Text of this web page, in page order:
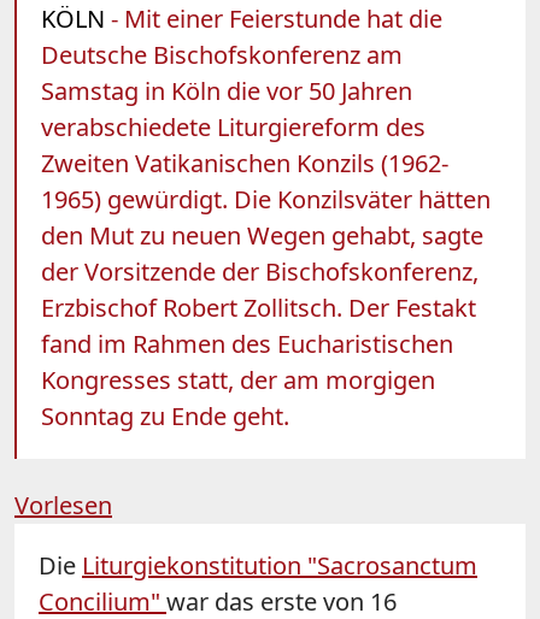
KÖLN - Mit einer Feierstunde hat die
Deutsche Bischofskonferenz am
Samstag in Köln die vor 50 Jahren
verabschiedete Liturgiereform des
Zweiten Vatikanischen Konzils (1962-
1965) gewürdigt. Die Konzilsväter hätten
den Mut zu neuen Wegen gehabt, sagte
der Vorsitzende der Bischofskonferenz,
Erzbischof Robert Zollitsch. Der Festakt
fand im Rahmen des Eucharistischen
Kongresses statt, der am morgigen
Sonntag zu Ende geht.
Vorlesen
Die Liturgiekonstitution "Sacrosanctum
Concilium" war das erste von 16